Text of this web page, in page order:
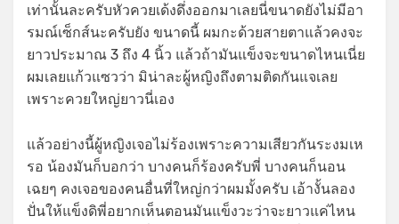
เท่านั้นละครับหัวควยเด้งดึ่งออกมาเลยนี่ขนาดยังไม่มีอา
รมณ์เซ็กส์นะครับยัง ขนาดนี้ ผมกะด้วยสายตาแล้วคงจะ
ยาวประมาณ 3 ถึง 4 นิ้ว แล้วถ้ามันแข็งจะขนาดไหนเนี่ย
ผมเลยแก้วแซวว่า มิน่าละผู้หญิงถึงตามติดกันแจเลย
เพราะควยใหญ่ยาวนี่เอง
แล้วอย่างนี้ผู้หญิงเจอไม่ร้องเพราะความเสียวกันระงมเห
รอ น้องมันก็บอกว่า บางคนก็ร้องครับพี่ บางคนก็นอน
เฉยๆ คงเจอของคนอื่นที่ใหญ่กว่าผมมั้งครับ เอ้างั้นลอง
ปั่นให้แข็งดิพี่อยากเห็นตอนมันแข็งวะว่าจะยาวแค่ไหน